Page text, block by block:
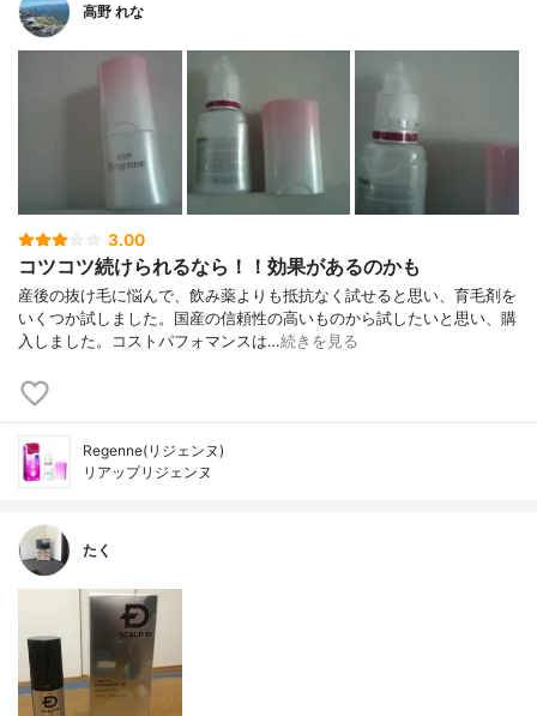
高野 れな
3.00
コツコツ続けられるなら！！効果があるのかも
産後の抜け毛に悩んで、飲み薬よりも抵抗なく試せると思い、育毛剤を
いくつか試しました。国産の信頼性の高いものから試したいと思い、購
入しました。コストパフォマンスは…続きを見る
Regenne(リジェンヌ)
リアップリジェンヌ
たく